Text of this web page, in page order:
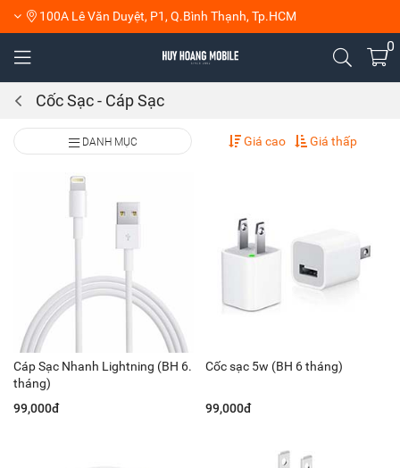
100A Lê Văn Duyệt, P1, Q.Bình Thạnh, Tp.HCM
0
Cốc Sạc - Cáp Sạc
DANH MỤC Giá cao Giá thấp
Cáp Sạc Nhanh Lightning (BH 6.
tháng)
99,000đ
Cốc sạc 5w (BH 6 tháng)
99,000đ